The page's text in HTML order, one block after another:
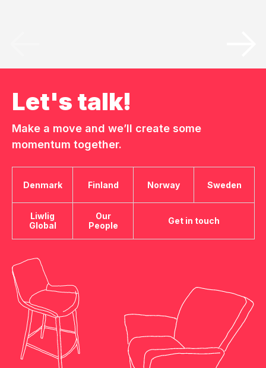
Let's talk!
Make a move and we’ll create some
momentum together.
Denmark Finland Norway Sweden
Liwlig
Global
Our
People
Get in touch